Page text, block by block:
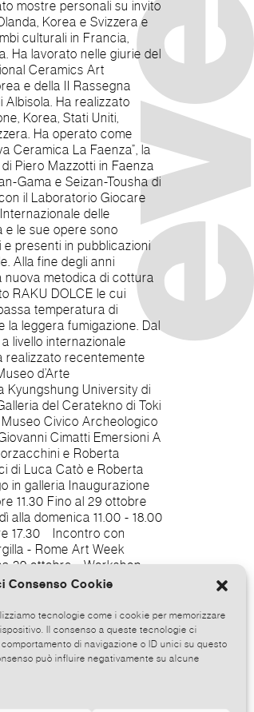
Consenso Cookie
tecnologie come i cookie per memorizzare
Il consenso a queste tecnologie ci
di navigazione o ID unici su questo
può influire negativamente su alcune